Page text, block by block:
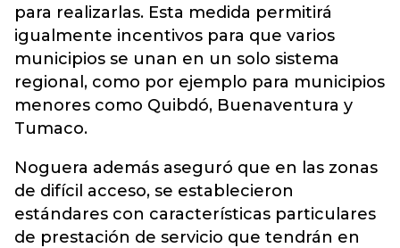
para realizarlas. Esta medida permitirá
igualmente incentivos para que varios
municipios se unan en un solo sistema
regional, como por ejemplo para municipios
menores como Quibdó, Buenaventura y
Tumaco.
Noguera además aseguró que en las zonas
de difícil acceso, se establecieron
estándares con características particulares
de prestación de servicio que tendrán en